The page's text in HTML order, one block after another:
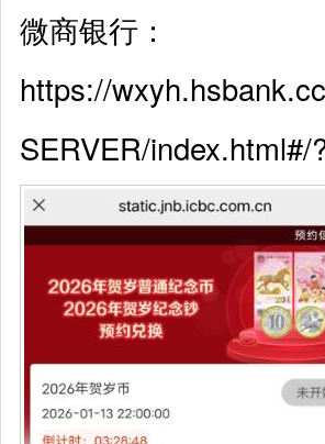
微商银行：
https://
SERVER/